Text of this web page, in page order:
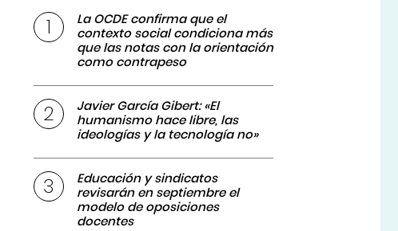
La OCDE confirma que el
contexto social condiciona más
que las notas con la orientación
como contrapeso
Javier García Gibert: «El
humanismo hace libre, las
ideologías y la tecnología no»
Educación y sindicatos
revisarán en septiembre el
modelo de oposiciones
docentes